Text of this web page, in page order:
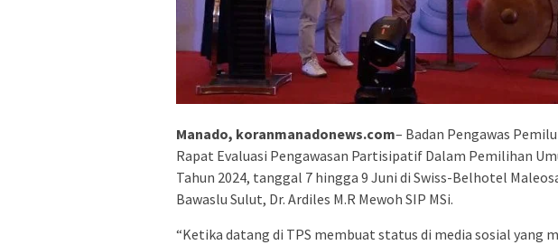
Manado, koranmanadonews.com– Badan Pengawas
Rapat Evaluasi Pengawasan Partisipatif Dalam Pemilihan
Tahun 2024, tanggal 7 hingga 9 Juni di Swiss-Belhotel
Bawaslu Sulut, Dr. Ardiles M.R Mewoh SIP MSi.
“Ketika datang di TPS membuat status di media sosial yang